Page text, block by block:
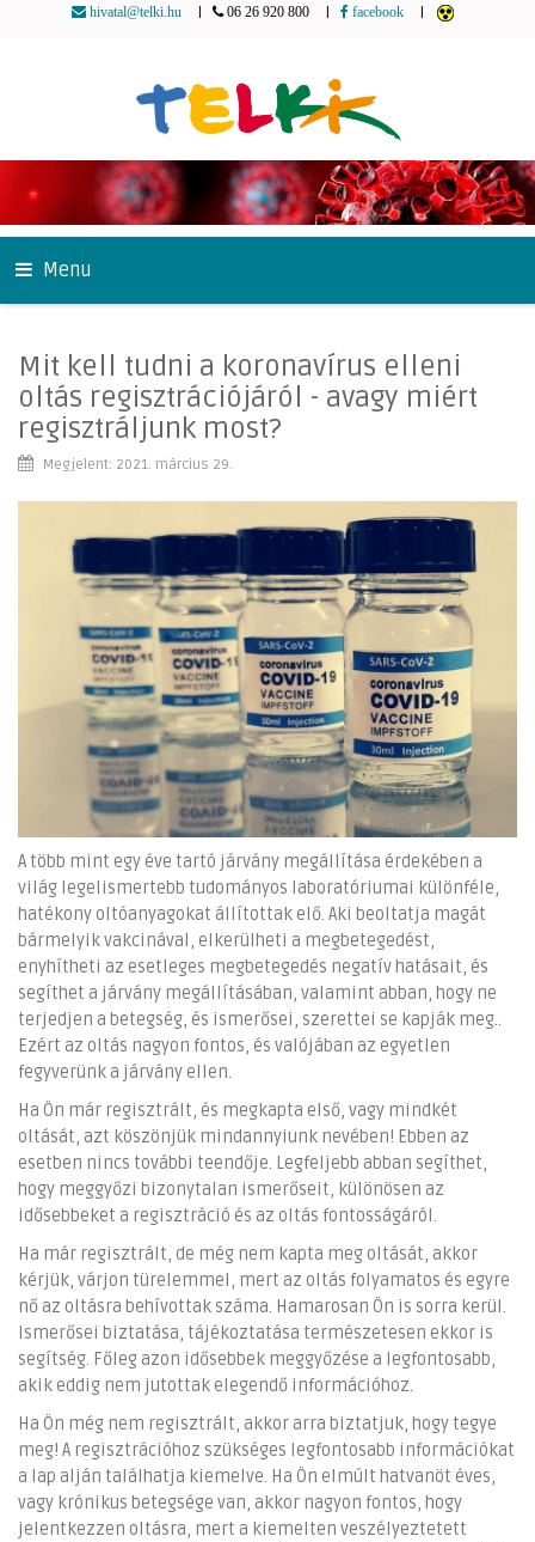
hivatal@telki.hu 06 26 920 800 facebook
Menu
Mit kell tudni a koronavírus elleni
oltás regisztrációjáról - avagy miért
regisztráljunk most?
Megjelent: 2021. március 29.
A több mint egy éve tartó járvány megállítása érdekében a
világ legelismertebb tudományos laboratóriumai különféle,
hatékony oltóanyagokat állítottak elő. Aki beoltatja magát
bármelyik vakcinával, elkerülheti a megbetegedést,
enyhítheti az esetleges megbetegedés negatív hatásait, és
segíthet a járvány megállításában, valamint abban, hogy ne
terjedjen a betegség, és ismerősei, szerettei se kapják meg..
Ezért az oltás nagyon fontos, és valójában az egyetlen
fegyverünk a járvány ellen.
Ha Ön már regisztrált, és megkapta első, vagy mindkét
oltását, azt köszönjük mindannyiunk nevében! Ebben az
esetben nincs további teendője. Legfeljebb abban segíthet,
hogy meggyőzi bizonytalan ismerőseit, különösen az
idősebbeket a regisztráció és az oltás fontosságáról.
Ha már regisztrált, de még nem kapta meg oltását, akkor
kérjük, várjon türelemmel, mert az oltás folyamatos és egyre
nő az oltásra behívottak száma. Hamarosan Ön is sorra kerül.
Ismerősei biztatása, tájékoztatása természetesen ekkor is
segítség. Főleg azon idősebbek meggyőzése a legfontosabb,
akik eddig nem jutottak elegendő információhoz.
Ha Ön még nem regisztrált, akkor arra biztatjuk, hogy tegye
meg! A regisztrációhoz szükséges legfontosabb információkat
a lap alján találhatja kiemelve. Ha Ön elmúlt hatvanöt éves,
vagy krónikus betegsége van, akkor nagyon fontos, hogy
jelentkezzen oltásra, mert a kiemelten veszélyeztetett